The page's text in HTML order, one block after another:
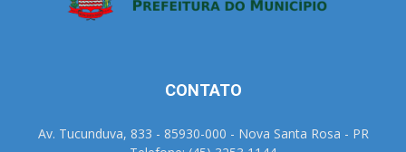
CONTATO
Av. Tucunduva, 833 - 85930-000 - Nova Santa Rosa - PR